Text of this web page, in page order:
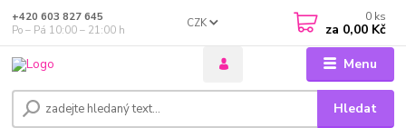
Menu
CZK
Hledat
+420 603 827 645
Po – Pá 10:00 – 21:00 h
0 ks
za 0,00 Kč